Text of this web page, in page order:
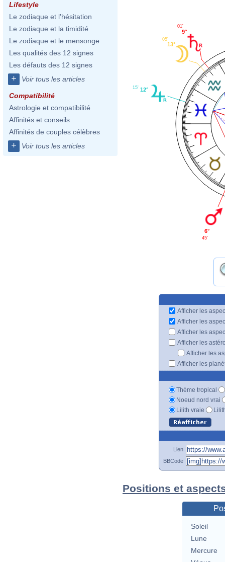
Lifestyle
Le zodiaque et l'hésitation
Le zodiaque et la timidité
Le zodiaque et le mensonge
Les qualités des 12 signes
Les défauts des 12 signes
+ Voir tous les articles
Compatibilité
Astrologie et compatibilité
Affinités et conseils
Affinités de couples célèbres
+ Voir tous les articles
9°
01'
13°
05'
12°
15'
6°
45'
Afficher les
Afficher les
Afficher les
Afficher les
Afficher les
Afficher les
Thème tropical
Noeud nord vrai
Lilith vraie
Lien
BBCode
Positions et
Soleil
Lune
Mercure